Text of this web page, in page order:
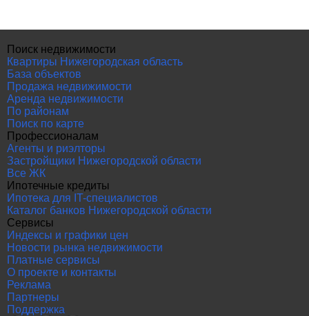
Поиск недвижимости
Квартиры Нижегородская область
База объектов
Продажа недвижимости
Аренда недвижимости
По районам
Поиск по карте
Профессионалам
Агенты и риэлторы
Застройщики Нижегородской области
Все ЖК
Ипотечные кредиты
Ипотека для IT-специалистов
Каталог банков Нижегородской области
Сервисы
Индексы и графики цен
Новости рынка недвижимости
Платные сервисы
О проекте и контакты
Реклама
Партнеры
Поддержка